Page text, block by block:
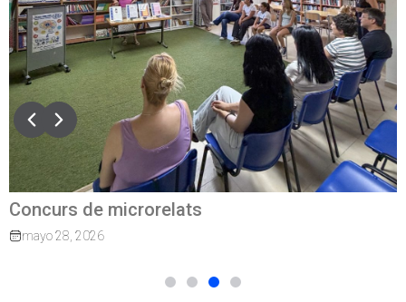
Concurs de microrelats
mayo 28, 2026